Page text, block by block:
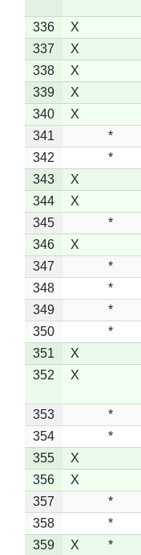
336 X
337
X
338
X
339
X
340
X
341
*
342
*
343
X
344
X
345
*
346
X
347
*
348
*
349
*
350
*
351
X
352
X
353 *
354
*
355
X
356
X
357
*
358
*
359
X *